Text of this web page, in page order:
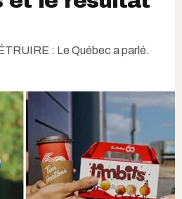
: Le Québec a parlé.